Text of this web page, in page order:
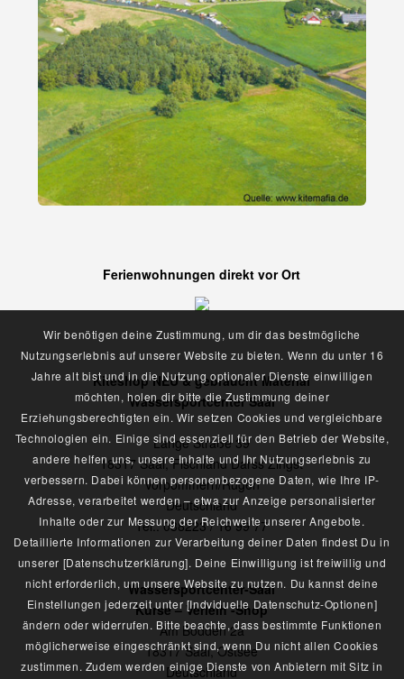
Ferienwohnungen direkt vor Ort
Kiteshop NEU & gebraucht Material
Wassersportcenter Saal
Lange Straße 39
18317 Saal, Fischland Darss Zingst
Vorpommern/Rügen
Deutschland
Tel.: 038223 / 16 99 77
Wassersportcenter-Saal
Kurse – Verleih -Shop
Am Bodden 2a
18317 Saal, Ostsee
Deutschland
Wir benötigen deine Zustimmung, um dir das bestmögliche
Nutzungserlebnis auf unserer Website zu bieten. Wenn du unter 16
Jahre alt bist und in die Nutzung optionaler Dienste einwilligen
möchten, holen dir bitte die Zustimmung deiner
Erziehungsberechtigten ein. Wir setzen Cookies und vergleichbare
Technologien ein. Einige sind essenziell für den Betrieb der Website,
andere helfen uns, unsere Inhalte und Ihr Nutzungserlebnis zu
verbessern. Dabei können personenbezogene Daten, wie Ihre IP-
Adresse, verarbeitet werden – etwa zur Anzeige personalisierter
Inhalte oder zur Messung der Reichweite unserer Angebote.
Detaillierte Informationen zur Verarbeitung deiner Daten findest Du in
unserer [Datenschutzerklärung]. Deine Einwilligung ist freiwillig und
nicht erforderlich, um unsere Website zu nutzen. Du kannst deine
Einstellungen jederzeit unter [Indviduelle Datenschutz-Optionen]
ändern oder widerrufen. Bitte beachte, dass bestimmte Funktionen
möglicherweise eingeschränkt sind, wenn Du nicht allen Cookies
zustimmen. Zudem werden einige Dienste von Anbietern mit Sitz in